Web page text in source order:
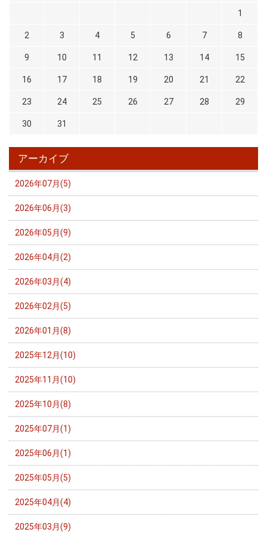
1
2 3 4 5 6 7 8
9 10 11 12 13 14 15
16 17 18 19 20 21 22
23 24 25 26 27 28 29
30 31
アーカイブ
2026年07月(5)
2026年06月(3)
2026年05月(9)
2026年04月(2)
2026年03月(4)
2026年02月(5)
2026年01月(8)
2025年12月(10)
2025年11月(10)
2025年10月(8)
2025年07月(1)
2025年06月(1)
2025年05月(5)
2025年04月(4)
2025年03月(9)